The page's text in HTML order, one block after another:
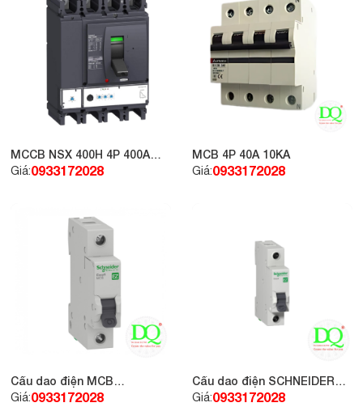
MCCB NSX 400H 4P 400A
70kA 415V LV432696
Giá:0933172028
MCB 4P 40A 10KA
Giá:0933172028
Cầu dao điện MCB
Schneider EZ9F34163 1P
Giá:0933172028
Cầu dao điện SCHNEIDER
MCB 1P 63A 4.5kA
Giá:0933172028